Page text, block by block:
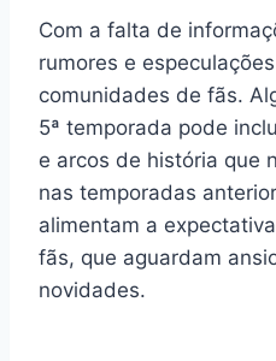
Com a falta de
rumores e
comunidades de fãs.
5ª temporada pode
e arcos de história que
nas temporadas
alimentam a
fãs, que aguardam
novidades.